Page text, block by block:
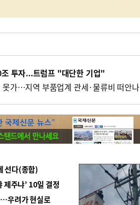
투자...트럼프 "대단한 기업"
못가…지역 부품업계 관세·물류비 떠안나
선다(종합)
주냐’ 10일 결정
우려가 현실로